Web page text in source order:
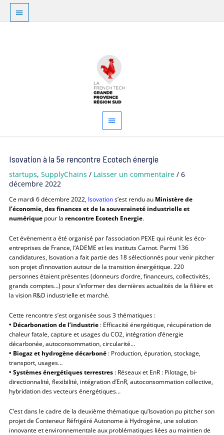
Aller
contenu
Au
dessus
principal
Isovation à la 5e rencontre Ecotech énergie
startups,SupplyChains / Laisser un commentaire /6
décembre 2022
Ce mardi 6 décembre 2022, Isovations’est rendu au Ministère de
l’économie, des finances et de la souveraineté industrielle et
numérique pour la rencontre Ecotech Energie.
Cet évènement a été organisé par l’association PEXE qui réunit les éco-
entreprises de France, l’ADEME et les instituts Carnot. Parmi 136
candidatures, Isovation a fait partie des 18 sélectionnés pour venir pitcher
son projet d’innovation autour de la transition énergétique. 220
personnes étaient présentes (donneurs d’ordre, financeurs, collectivités,
grands comptes…) pour s’informer des dernières actualités de la filière et
la vision R&D industrielle et marché.
Cette rencontre s’est organisée sous 3 thématiques :
• Décarbonation de l’industrie : Efficacité énergétique, récupération de
chaleur fatale, capture et usages du CO2, intégration d’énergie
décarbonée, autoconsommation, circularité…
• Biogaz et hydrogène décarboné : Production, épuration, stockage,
transport, usages…
• Systèmes énergétiques terrestres : Réseaux et EnR : Pilotage, bi-
directionnalité, flexibilité, intégration d’EnR, autoconsommation collective,
hybridation des vecteurs énergétiques…
C’est dans le cadre de la deuxième thématique qu’Isovation pu pitcher son
projet de Conteneur Réfrigéré Autonome à Hydrogène, une solution
innovante et environnementale aux problématiques liées au maintien de
des